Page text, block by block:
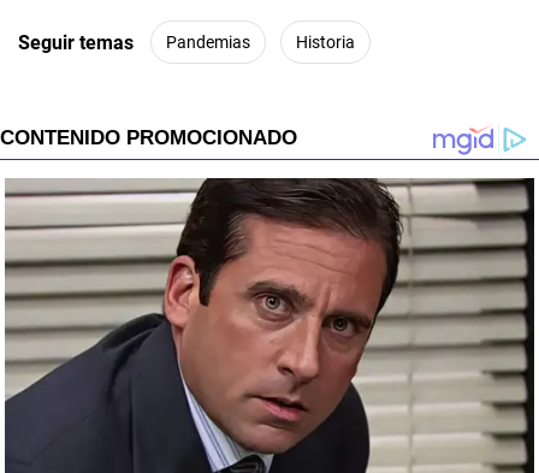
Seguir temas Pandemias Historia